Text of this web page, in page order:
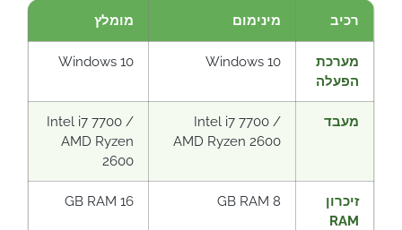
רכיב מינימום מומלץ
מערכת
הפעלה
Windows 10
Windows 10
מעבד
Intel i7 7700 /
AMD Ryzen 2600
Intel i7 7700 /
AMD Ryzen
2600
זיכרון
RAM
8 GB RAM
16 GB RAM